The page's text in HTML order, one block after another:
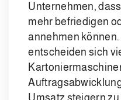
Unternehmen,
mehr befriedigen
annehmen
entscheiden sich